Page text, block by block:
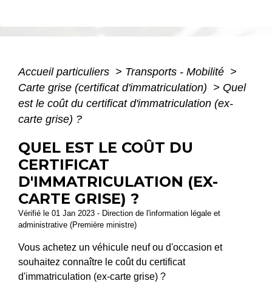
Accueil particuliers > Transports - Mobilité >
Carte grise (certificat d'immatriculation) > Quel
est le coût du certificat d'immatriculation (ex-
carte grise) ?
QUEL EST LE COÛT DU
CERTIFICAT
D'IMMATRICULATION (EX-
CARTE GRISE) ?
Vérifié le 01 Jan 2023 - Direction de l'information légale et
administrative (Première ministre)
Vous achetez un véhicule neuf ou d'occasion et
souhaitez connaître le coût du certificat
d'immatriculation (ex-carte grise) ?